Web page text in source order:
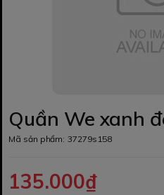
Quần We xanh
Mã sản phẩm: 37279s158
135.000₫